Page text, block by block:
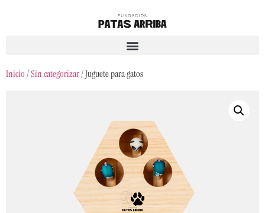
Inicio/Sin categorizar/ Juguete para gatos